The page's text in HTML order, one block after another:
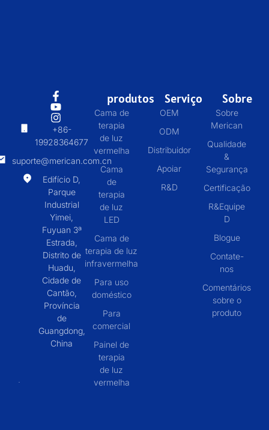
+86-
19928364677
suporte@merican.com.cn
Edifício D,
Parque
Industrial
Yimei,
Fuyuan 3ª
Estrada,
Distrito de
Huadu,
Cidade de
Cantão,
Província
de
Guangdong,
China
produtos
Cama de
terapia
de luz
vermelha
Cama
de
terapia
de luz
LED
Cama de
terapia de luz
infravermelha
Para uso
doméstico
Para
comercial
Painel de
terapia
de luz
vermelha
Serviço
OEM
ODM
Distribuidor
Apoiar
R&D
Sobre
Sobre
Merican
Qualidade
&
Segurança
Certificação
R&Equipe
D
Blogue
Contate-
nos
Comentários
sobre o
produto